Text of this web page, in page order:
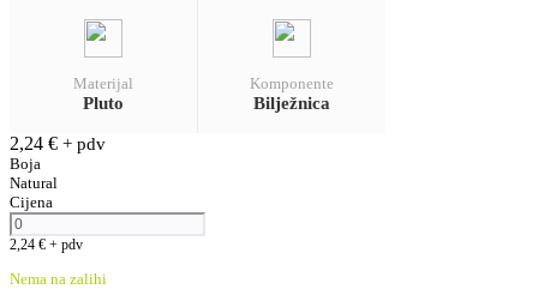
Materijal
Pluto
Komponente
Bilježnica
2,24 € + pdv
Boja
Natural
Cijena
2,24 € + pdv
Nema na zalihi